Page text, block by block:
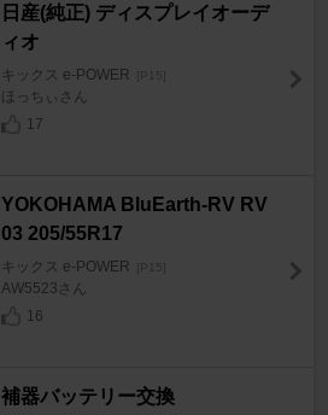
日産(純正) ディスプレイオーデ
ィオ
キックス e-POWER [P15]
ほっちぃさん
17
YOKOHAMA BluEarth-RV RV
03 205/55R17
キックス e-POWER [P15]
AW5523さん
16
補器バッテリー交換